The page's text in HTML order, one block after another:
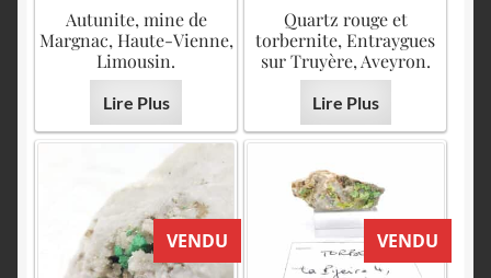
Autunite, mine de
Margnac, Haute-Vienne,
Limousin.
Lire Plus
Quartz rouge et
torbernite, Entraygues
sur Truyère, Aveyron.
Lire Plus
VENDU VENDU